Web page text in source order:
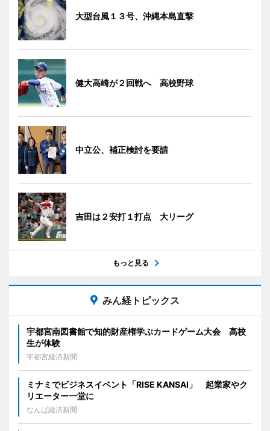
大型台風１３号、沖縄本島直撃
健大高崎が２回戦へ 高校野球
中立公、補正検討を要請
吉田は２安打１打点 大リーグ
もっと見る
みん経トピックス
宇都宮南図書館で知的財産権学ぶカードゲーム大会 高校
生が体験
宇都宮経済新聞
ミナミでビジネスイベント「RISE KANSAI」 起業家やク
リエーター一堂に
なんば経済新聞